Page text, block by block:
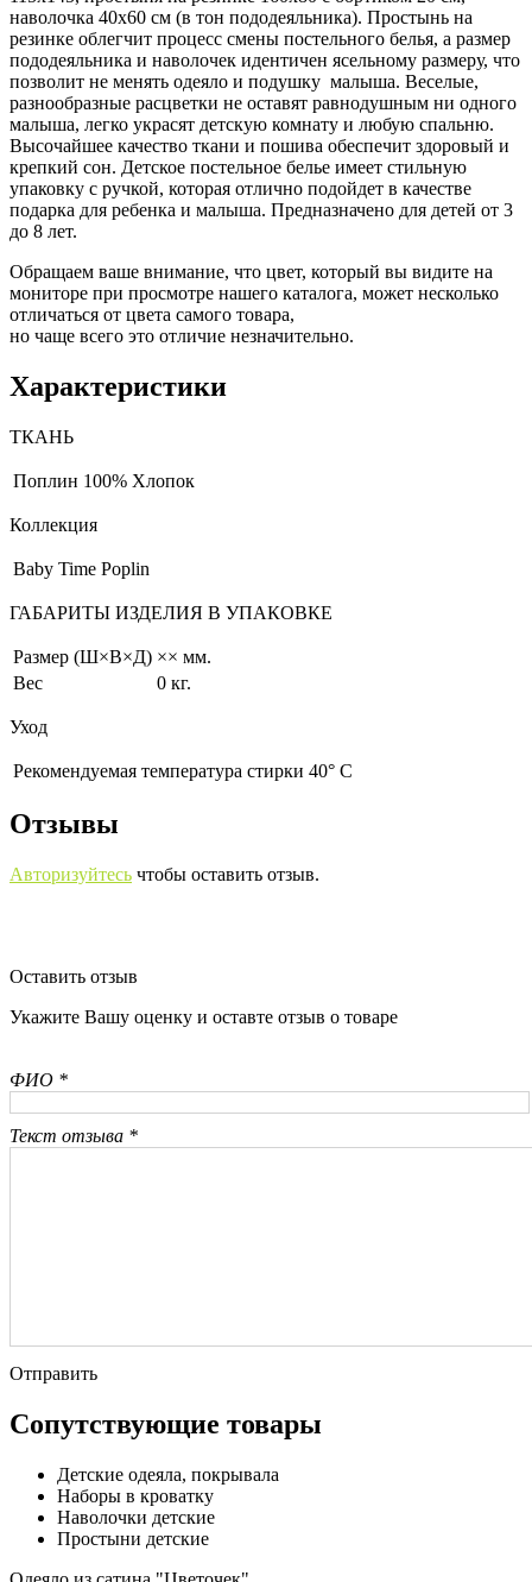
наволочка 40х60 см (в тон пододеяльника). Простынь на
резинке облегчит процесс смены постельного белья, а размер
пододеяльника и наволочек идентичен ясельному размеру, что
позволит не менять одеяло и подушку малыша. Веселые,
разнообразные расцветки не оставят равнодушным ни одного
малыша, легко украсят детскую комнату и любую спальню.
Высочайшее качество ткани и пошива обеспечит здоровый и
крепкий сон. Детское постельное белье имеет стильную
упаковку с ручкой, которая отлично подойдет в качестве
подарка для ребенка и малыша. Предназначено для детей от 3
до 8 лет.
Обращаем ваше внимание, что цвет, который вы видите на
мониторе при просмотре нашего каталога, может несколько
отличаться от цвета самого товара,
но чаще всего это отличие незначительно.
Характеристики
ТКАНЬ
Поплин 100% Хлопок
Коллекция
Baby Time Poplin
ГАБАРИТЫ ИЗДЕЛИЯ В УПАКОВКЕ
Размер (Ш×В×Д) ×× мм.
Вес
0 кг.
Уход
Рекомендуемая температура стирки 40° С
Отзывы
Авторизуйтесь чтобы оставить отзыв.
Оставить отзыв
Укажите Вашу оценку и оставте отзыв о товаре
ФИО *
Текст отзыва *
Отправить
Сопутствующие товары
Детские одеяла, покрывала
Наборы в кроватку
Наволочки детские
Простыни детские